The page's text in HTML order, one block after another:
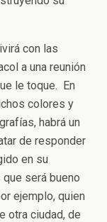
con las
a una reunión
le toque. En
colores y
habrá un
de responder
en su
será bueno
ejemplo, quien
otra ciudad, de